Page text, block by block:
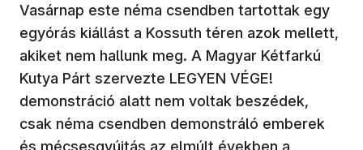
Vasárnap este néma csendben tartottak egy
egyórás kiállást a Kossuth téren azok mellett,
akiket nem hallunk meg. A Magyar Kétfarkú
Kutya Párt szervezte LEGYEN VÉGE!
demonstráció alatt nem voltak beszédek,
csak néma csendben demonstráló emberek
és mécsesgyújtás az elmúlt években a